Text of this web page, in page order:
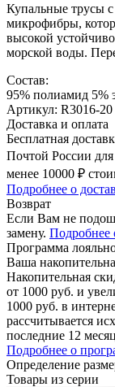
Купальные трусы
микрофибры,
высокой
морской воды.
Состав:
95% полиамид 5%
Артикул: R3016-20
Доставка и оплата
Бесплатная
Почтой России для
менее 10000 ₽
Подробнее о
Возврат
Если Вам не
замену. Подробнее
Программа
Ваша
Накопительная
от 1000 руб. и
1000 руб. в
рассчитывается
последние 12
Подробнее о
Определение
Товары из серии